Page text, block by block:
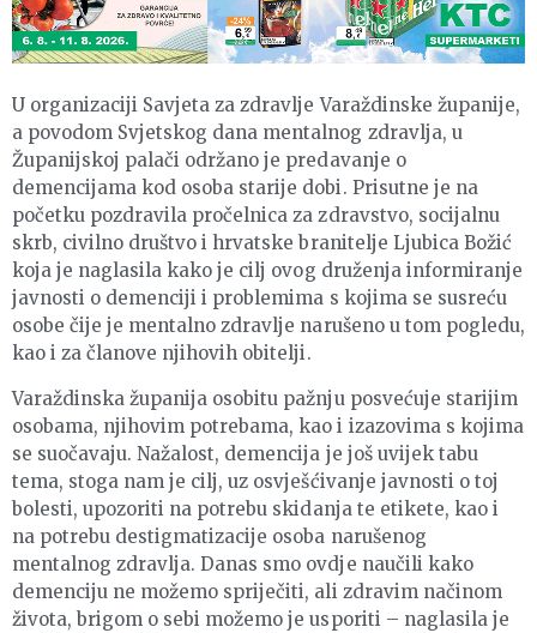
U organizaciji Savjeta za zdravlje Varaždinske županije,
a povodom Svjetskog dana mentalnog zdravlja, u
Županijskoj palači održano je predavanje o
demencijama kod osoba starije dobi. Prisutne je na
početku pozdravila pročelnica za zdravstvo, socijalnu
skrb, civilno društvo i hrvatske branitelje Ljubica Božić
koja je naglasila kako je cilj ovog druženja informiranje
javnosti o demenciji i problemima s kojima se susreću
osobe čije je mentalno zdravlje narušeno u tom pogledu,
kao i za članove njihovih obitelji.
Varaždinska županija osobitu pažnju posvećuje starijim
osobama, njihovim potrebama, kao i izazovima s kojima
se suočavaju. Nažalost, demencija je još uvijek tabu
tema, stoga nam je cilj, uz osvješćivanje javnosti o toj
bolesti, upozoriti na potrebu skidanja te etikete, kao i
na potrebu destigmatizacije osoba narušenog
mentalnog zdravlja. Danas smo ovdje naučili kako
demenciju ne možemo spriječiti, ali zdravim načinom
života, brigom o sebi možemo je usporiti – naglasila je